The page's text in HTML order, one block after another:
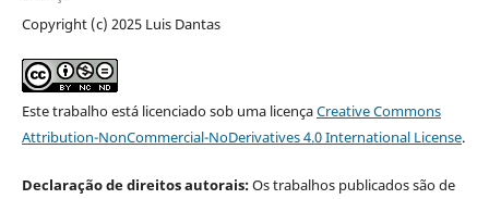
Copyright (c) 2025 Luis Dantas
Este trabalho está licenciado sob uma licençaCreative Commons
Attribution-NonCommercial-NoDerivatives 4.0 International License.
Declaração de direitos autorais:Os trabalhos publicados são de